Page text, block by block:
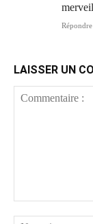
Répondre
LAISSER UN